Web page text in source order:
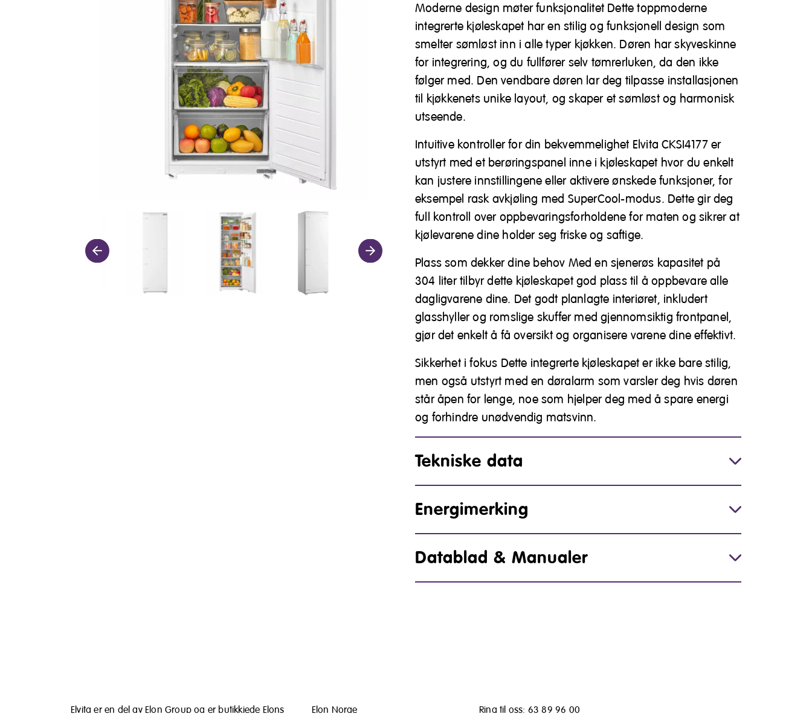
Moderne design møter funksjonalitet Dette toppmoderne
integrerte kjøleskapet har en stilig og funksjonell design som
smelter sømløst inn i alle typer kjøkken. Døren har skyveskinne
for integrering, og du fullfører selv tømrerluken, da den ikke
følger med. Den vendbare døren lar deg tilpasse installasjonen
til kjøkkenets unike layout, og skaper et sømløst og harmonisk
utseende.
Intuitive kontroller for din bekvemmelighet Elvita CKSI4177 er
utstyrt med et berøringspanel inne i kjøleskapet hvor du enkelt
kan justere innstillingene eller aktivere ønskede funksjoner, for
eksempel rask avkjøling med SuperCool-modus. Dette gir deg
full kontroll over oppbevaringsforholdene for maten og sikrer at
kjølevarene dine holder seg friske og saftige.
Plass som dekker dine behov Med en sjenerøs kapasitet på
304 liter tilbyr dette kjøleskapet god plass til å oppbevare alle
dagligvarene dine. Det godt planlagte interiøret, inkludert
glasshyller og romslige skuffer med gjennomsiktig frontpanel,
gjør det enkelt å få oversikt og organisere varene dine effektivt.
Sikkerhet i fokus Dette integrerte kjøleskapet er ikke bare stilig,
men også utstyrt med en døralarm som varsler deg hvis døren
står åpen for lenge, noe som hjelper deg med å spare energi
og forhindre unødvendig matsvinn.
Tekniske data
Energimerking
Datablad & Manualer
Elvita er en del av Elon Group og er butikkjede Elons
Elon Norge
Ring til oss: 63 89 96 00